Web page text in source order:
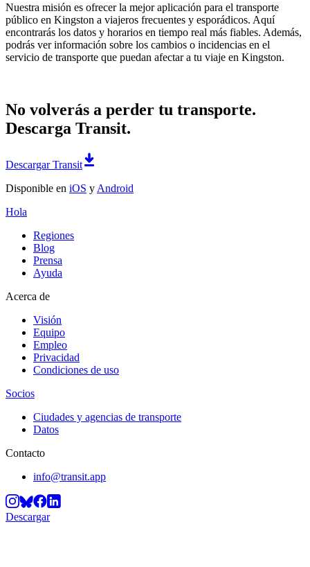
Nuestra misión es ofrecer la mejor aplicación para el transporte
público en Kingston a viajeros frecuentes y esporádicos. Aquí
encontrarás los datos y horarios en tiempo real más fiables. Además,
podrás ver información sobre los cambios o incidencias en el
servicio de transporte que puedan afectar a tu viaje en Kingston.
No volverás a perder tu transporte.
Descarga Transit.
Descargar Transit
Disponible en iOS y Android
Hola
Regiones
Blog
Prensa
Ayuda
Acerca de
Visión
Equipo
Empleo
Privacidad
Condiciones de uso
Socios
Ciudades y agencias de transporte
Datos
Contacto
info@transit.app
Descargar